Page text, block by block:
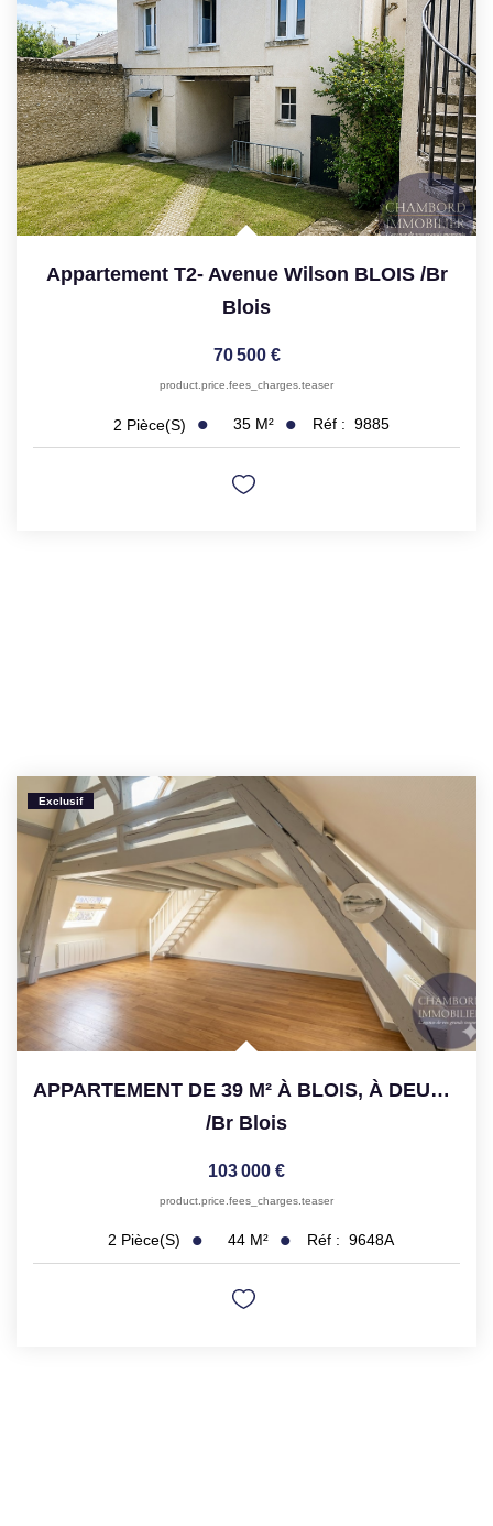
Appartement T2- Avenue Wilson BLOIS /br
Blois
70 500 €
product.price.fees_charges.teaser
2 Pièce(s) 35 M² Réf : 9885
Exclusif
APPARTEMENT DE 39 M² À BLOIS, À DEUX PAS DU CENTRE-VILLE ET...
/br Blois
103 000 €
product.price.fees_charges.teaser
2 Pièce(s) 44 M² Réf : 9648A